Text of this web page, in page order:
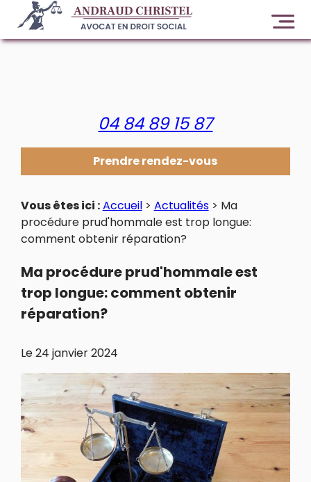
04 84 89 15 87
Prendre rendez-vous
Vous êtes ici :Accueil> Actualités> Ma
procédure prud'hommale est trop longue:
comment obtenir réparation?
Ma procédure prud'hommale est
trop longue: comment obtenir
réparation?
Le24 janvier 2024
Panneau de gestion des cookies